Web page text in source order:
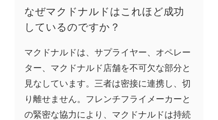
なぜマクドナルドはこれほど成功
しているのですか？
マクドナルドは、サプライヤー、オペレー
ター、マクドナルド店舗を不可欠な部分と
見なしています。三者は密接に連携し、切
り離せません。フレンチフライメーカーと
の緊密な協力により、マクドナルドは持続